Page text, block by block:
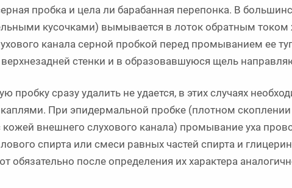
пробка и цела ли барабанная перепонка. В
кусочками) вымывается в лоток обратным
канала серной пробкой перед промыванием ее
верхнезадней стенки и в образовавшуюся щель
пробку сразу удалить не удается, в этих случаях
При эпидермальной пробке (плотном скоплении
внешнего слухового канала) промывание уха
спирта или смеси равных частей спирта и
обязательно после определения их характера